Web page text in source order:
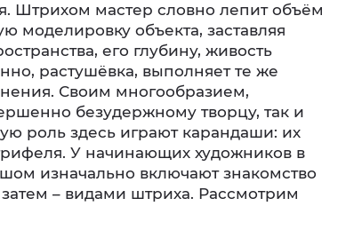
Штрихом мастер словно лепит объём
моделировку объекта, заставляя
его глубину, живость
растушёвка, выполняет те же
Своим многообразием,
безудержному творцу, так и
роль здесь играют карандаши: их
У начинающих художников в
изначально включают знакомство
– видами штриха. Рассмотрим